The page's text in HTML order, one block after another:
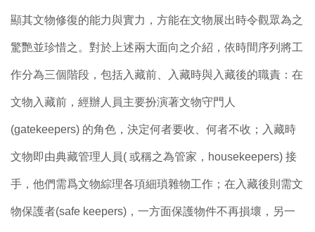
顯其文物修復的能力與實力，方能在文物展出時令觀眾為之
驚艷並珍惜之。對於上述兩大面向之介紹，依時間序列將工
作分為三個階段，包括入藏前、入藏時與入藏後的職責：在
文物入藏前，經辦人員主要扮演著文物守門人
(gatekeepers) 的角色，決定何者要收、何者不收；入藏時
文物即由典藏管理人員( 或稱之為管家，housekeepers) 接
手，他們需爲文物綜理各項細瑣雜物工作；在入藏後則需文
物保護者(safe keepers)，一方面保護物件不再損壞，另一